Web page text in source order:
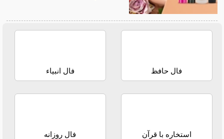
فال حافظ فال انبیاء
استخاره با قرآن فال روزانه